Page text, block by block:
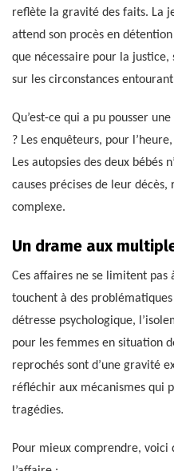
reflète la gravité des faits. La
attend son procès en
que nécessaire pour la justice,
sur les circonstances
Qu’est-ce qui a pu pousser
? Les enquêteurs, pour
Les autopsies des deux bébés
causes précises de leur
complexe.
Un drame aux
Ces affaires ne se limitent pas
touchent à des
détresse psychologique,
pour les femmes en situation
reprochés sont d’une gravité
réfléchir aux mécanismes qui
tragédies.
Pour mieux comprendre, voici